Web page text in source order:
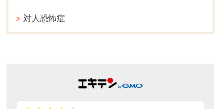
対人恐怖症